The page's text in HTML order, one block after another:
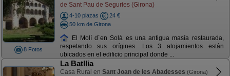
8 Fotos
de Sant Pau de Seguries (Girona)
4-10 plazas
24 €
50 km de Girona
El Molí d´en Solà es una antigua masía restaurada,
respetando sus orígines. Los 3 alojamientos están
ubicados en el edificio principal donde ...
La Batllia
Casa Rural en Sant Joan de les Abadesses (Girona)